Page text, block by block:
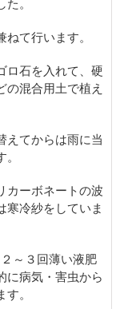
。
て行います。
ロ石を入れて、硬
の混合用土で植え
えてからは雨に当
カーボネートの波
寒冷紗をしていま
～３回薄い液肥
に病気・害虫から
。